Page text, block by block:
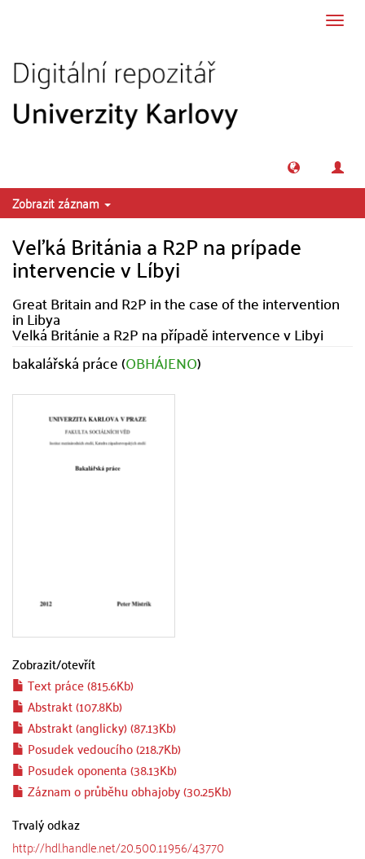
Zobrazit záznam
Veľká Británia a R2P na prípade
intervencie v Líbyi
Great Britain and R2P in the case of the intervention
in Libya
Velká Británie a R2P na případě intervence v Libyi
bakalářská práce (OBHÁJENO)
Zobrazit/otevřít
Text práce (815.6Kb)
Abstrakt (107.8Kb)
Abstrakt (anglicky) (87.13Kb)
Posudek vedoucího (218.7Kb)
Posudek oponenta (38.13Kb)
Záznam o průběhu obhajoby (30.25Kb)
Trvalý odkaz
http://hdl.handle.net/20.500.11956/43770